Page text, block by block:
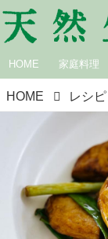
HOME 家庭料理
HOME レシピ